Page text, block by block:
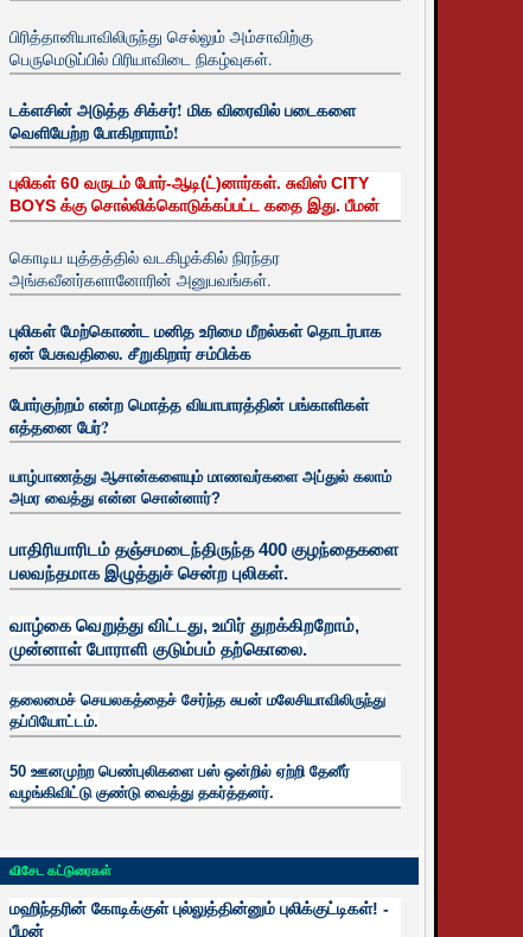
பிரித்தானியாவிலிருந்து செல்லும் அம்சாவிற்கு
பெருமெடுப்பில் பிரியாவிடை நிகழ்வுகள்.
டக்ளசின் அடுத்த சிக்சர்! மிக விரைவில் படைகளை
வெளியேற்ற போகிறாராம்!
புலிகள் 60 வருடம் போர்-ஆடி(ட்)னார்கள். சுவிஸ் CITY
BOYS க்கு சொல்லிக்கொடுக்கப்பட்ட கதை இது. பீமன்
கொடிய யுத்தத்தில் வடகிழக்கில் நிரந்தர
அங்கவீனர்களானோரின் அனுபவங்கள்.
புலிகள் மேற்கொண்ட மனித உரிமை மீறல்கள் தொடர்பாக
ஏன் பேசுவதிலை. சீறுகிறார் சம்பிக்க
போர்குற்றம் என்ற மொத்த வியாபாரத்தின் பங்காளிகள்
எத்தனை பேர்?
யாழ்பாணத்து ஆசான்களையும் மாணவர்களை அப்துல் கலாம்
அமர வைத்து என்ன சொன்னார்?
பாதிரியாரிடம் தஞ்சமடைந்திருந்த 400 குழந்தைகளை
பலவந்தமாக இழுத்துச் சென்ற புலிகள்.
வாழ்கை வெறுத்து விட்டது, உயிர் துறக்கிறறோம்,
முன்னாள் போராளி குடும்பம் தற்கொலை.
தலைமைச் செயலகத்தைச் சேர்ந்த சுபன் மலேசியாவிலிருந்து
தப்பியோட்டம்.
50 ஊனமுற்ற பெண்புலிகளை பஸ் ஒன்றில் ஏற்றி தேனீர்
வழங்கிவிட்டு குண்டு வைத்து தகர்த்தனர்.
விசேட கட்டுரைகள்
மஹிந்தரின் கோடிக்குள் புல்லுத்தின்னும் புலிக்குட்டிகள்! -
பீமன்